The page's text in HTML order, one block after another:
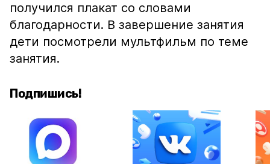
получился плакат со словами
благодарности. В завершение занятия
дети посмотрели мультфильм по теме
занятия.
Подпишись!